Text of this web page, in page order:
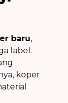
baru,
label.
koper